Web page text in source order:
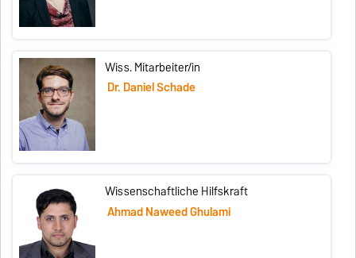
Wiss. Mitarbeiter/in
Dr. Daniel Schade
Wissenschaftliche Hilfskraft
Ahmad Naweed Ghulami